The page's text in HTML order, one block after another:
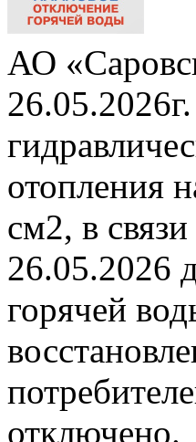
АО
отопления
см2, в
26.05.2026
горячей
отключено.